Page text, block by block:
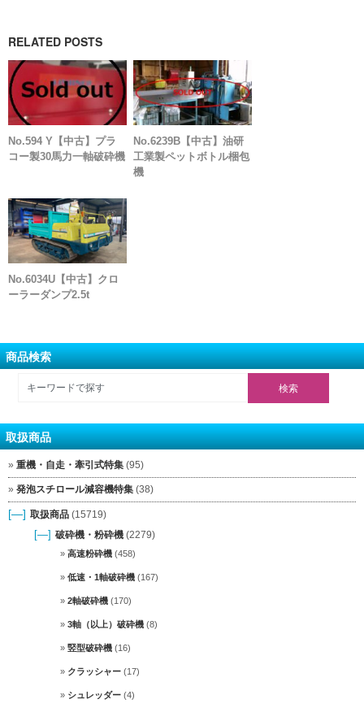
RELATED POSTS
No.594 Y【中古】プラ
コー製30馬力一軸破砕機
No.6239B【中古】油研
工業製ペットボトル梱包
機
No.6034U【中古】クロ
ーラーダンプ2.5t
商品検索
取扱商品
重機・自走・牽引式特集 (95)
発泡スチロール減容機特集 (38)
[—] 取扱商品 (15719)
[—] 破砕機・粉砕機 (2279)
高速粉砕機 (458)
低速・1軸破砕機 (167)
2軸破砕機 (170)
3軸（以上）破砕機 (8)
竪型破砕機 (16)
クラッシャー (17)
シュレッダー (4)